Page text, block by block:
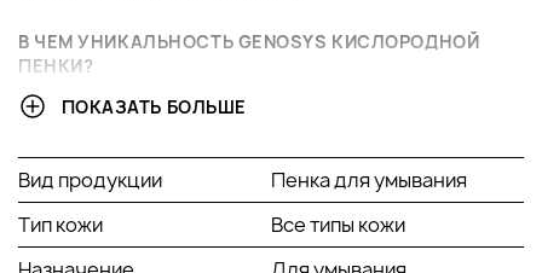
В ЧЕМ УНИКАЛЬНОСТЬ GENOSYS КИСЛОРОДНОЙ
ПЕНКИ?
Ты уже, наверное, много раз слышала, что состояние
здесь не только вопрос экологии, а и того, что совместно с
этим, на организм влияют стрессы и вредные привычки
относительно питания. В итоге, из-за таких
неблагоприятных воздействий, липидный слой хуже
воспринимает клетки кислорода. Все живое на земле не
ПОКАЗАТЬ БОЛЬШЕ
Вид продукции
Пенка для умывания
Тип кожи
Все типы кожи